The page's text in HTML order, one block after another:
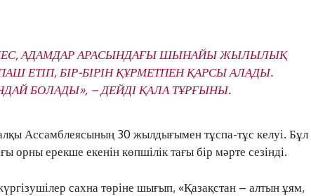
ФОТО ДӘЙЕК
Байланыс Жарнама
АДАМДАР АРАСЫНДАҒЫ ШЫНАЙЫ ЖЫЛЫЛЫҚ
ЕТІП, БІР-БІРІН ҚҰРМЕТПЕН ҚАРСЫ АЛАДЫ.
БОЛАДЫ», – ДЕЙДІ ҚАЛА ТҰРҒЫНЫ.
Ассамблеясының 30 жылдығымен тұспа-тұс келуі. Бұл
орны ерекше екенін көпшілік тағы бір мәрте сезінді.
сахна төріне шығып, «Қазақстан – алтын ұям,